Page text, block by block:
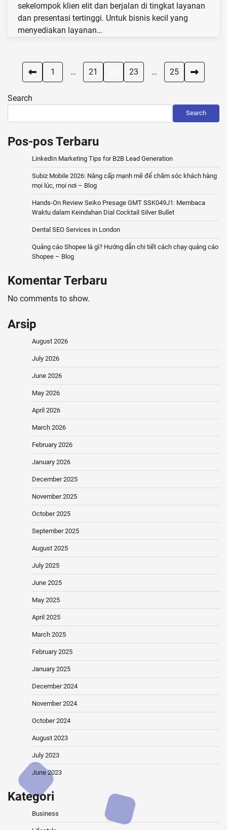
sekelompok klien elit dan berjalan di tingkat layanan
dan presentasi tertinggi. Untuk bisnis kecil yang
menyediakan layanan…
Posts
1 … 21 23 … 25
Search
Search
Pos-pos Terbaru
LinkedIn Marketing Tips for B2B Lead Generation
Subiz Mobile 2026: Nâng cấp mạnh mẽ để chăm sóc khách hàng
mọi lúc, mọi nơi – Blog
Hands-On Review Seiko Presage GMT SSK049J1: Membaca
Waktu dalam Keindahan Dial Cocktail Silver Bullet
Dental SEO Services in London
Quảng cáo Shopee là gì? Hướng dẫn chi tiết cách chạy quảng cáo
Shopee – Blog
Komentar Terbaru
No comments to show.
Arsip
August 2026
July 2026
June 2026
May 2026
April 2026
March 2026
February 2026
January 2026
December 2025
November 2025
October 2025
September 2025
August 2025
July 2025
June 2025
May 2025
April 2025
March 2025
February 2025
January 2025
December 2024
November 2024
October 2024
August 2023
July 2023
June 2023
Kategori
Business